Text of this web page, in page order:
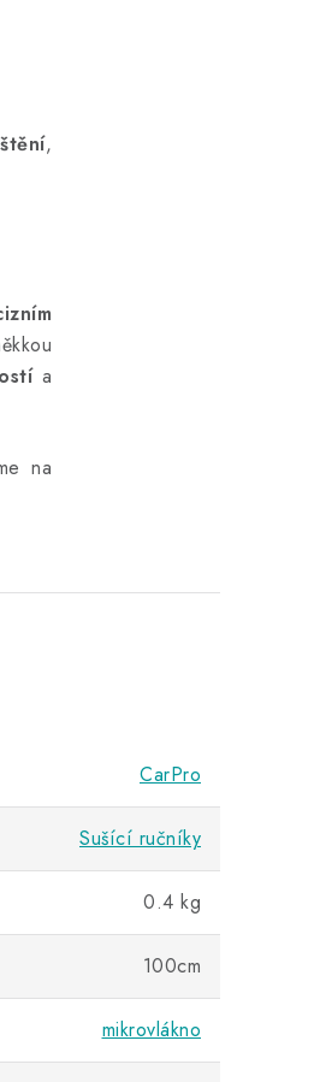
,
a
na
CarPro
Sušící ručníky
0.4 kg
100cm
mikrovlákno